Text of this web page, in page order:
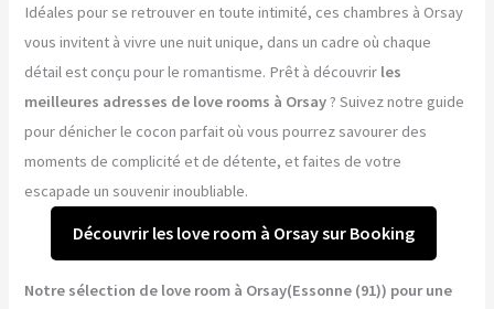
Idéales pour se retrouver en toute intimité, ces chambres à Orsay
vous invitent à vivre une nuit unique, dans un cadre où chaque
détail est conçu pour le romantisme. Prêt à découvrir les
meilleures adresses de love rooms à Orsay? Suivez notre guide
pour dénicher le cocon parfait où vous pourrez savourer des
moments de complicité et de détente, et faites de votre
escapade un souvenir inoubliable.
Découvrir les love room à Orsay sur Booking
Notre sélection de love room à Orsay(Essonne (91)) pour une